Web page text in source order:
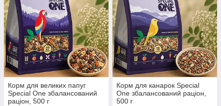
Корм для великих папуг
Special One збалансований
раціон, 500 г
Корм для канарок Special
One збалансований раціон,
500 г